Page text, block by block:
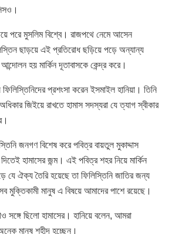
পরে মুসলিম বিশ্বে। রাজপথে নেমে আসেন
ছাড়য়ে এই প্রতিরোধ ছড়িয়ে পড়ে অন্যান্য
হয় মার্কিন দূতাবাসকে কেন্দ্র করে।
প্রশংসা করেন ইসমাইল হানিয়া। তিনি
জিইয়ে রাখতে হামাস সদস্যরা যে ত্যাগ স্বীকার
জনগণ বিশেষ করে পবিত্র বায়তুল মুকাদ্দাস
হামাসের জন্ম। এই পবিত্র শহর নিয়ে মার্কিন
যে ঐক্য তৈরি হয়েছে তা ফিলিস্তিনি জাতির জন্য
মুক্তিকামী মানুষ এ বিষয়ে আমাদের পাশে রয়েছে।
সঙ্গে ছিলো হামাসের। হানিয়ে বলেন, আমরা
মানুষ শহীদ হচ্ছেন।